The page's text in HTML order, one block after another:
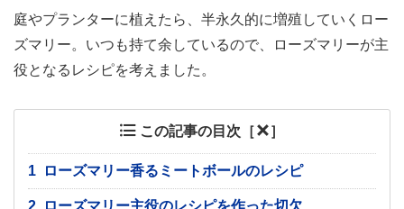
庭やプランターに植えたら、半永久的に増殖していくロー
ズマリー。いつも持て余しているので、ローズマリーが主
役となるレシピを考えました。
この記事の目次［ ］
1 ローズマリー香るミートボールのレシピ
2 ローズマリー主役のレシピを作った切欠